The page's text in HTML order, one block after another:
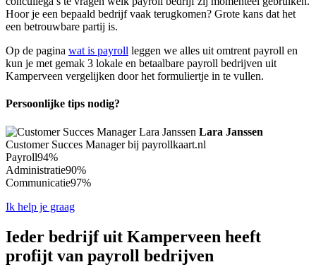
Hoor je een bepaald bedrijf vaak terugkomen? Grote kans dat het
een betrouwbare partij is.
Op de pagina wat is payroll leggen we alles uit omtrent payroll en
kun je met gemak 3 lokale en betaalbare payroll bedrijven uit
Kamperveen vergelijken door het formuliertje in te vullen.
Persoonlijke tips nodig?
Lara Janssen
Customer Succes Manager bij payrollkaart.nl
Payroll94%
Administratie90%
Communicatie97%
Ik help je graag
Ieder bedrijf uit Kamperveen heeft
profijt van payroll bedrijven